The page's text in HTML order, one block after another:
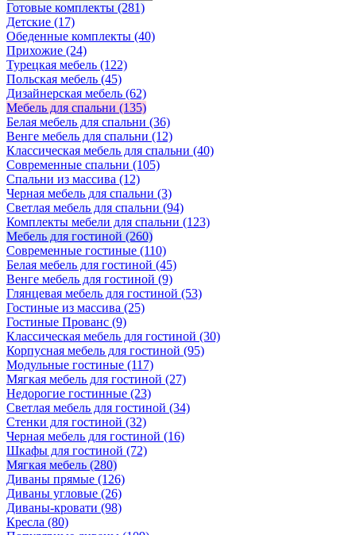
Готовые комплекты (281)
Детские (17)
Обеденные комплекты (40)
Прихожие (24)
Турецкая мебель (122)
Польская мебель (45)
Дизайнерская мебель (62)
Мебель для спальни (135)
Белая мебель для спальни (36)
Венге мебель для спальни (12)
Классическая мебель для спальни (40)
Современные спальни (105)
Спальни из массива (12)
Черная мебель для спальни (3)
Светлая мебель для спальни (94)
Комплекты мебели для спальни (123)
Мебель для гостиной (260)
Современные гостиные (110)
Белая мебель для гостиной (45)
Венге мебель для гостиной (9)
Глянцевая мебель для гостиной (53)
Гостиные из массива (25)
Гостиные Прованс (9)
Классическая мебель для гостиной (30)
Корпусная мебель для гостиной (95)
Модульные гостиные (117)
Мягкая мебель для гостиной (27)
Недорогие гостинные (23)
Светлая мебель для гостиной (34)
Стенки для гостиной (32)
Черная мебель для гостиной (16)
Шкафы для гостиной (72)
Мягкая мебель (280)
Диваны прямые (126)
Диваны угловые (26)
Диваны-кровати (98)
Кресла (80)